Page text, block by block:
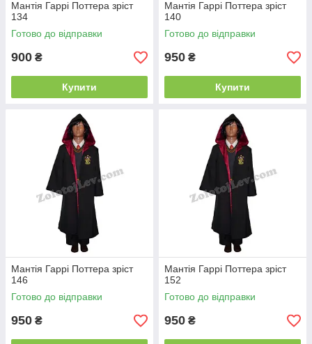
Мантія Гаррі Поттера зріст
134
Готово до відправки
900 ₴
Купити
Мантія Гаррі Поттера зріст
140
Готово до відправки
950 ₴
Купити
Мантія Гаррі Поттера зріст
146
Готово до відправки
950 ₴
Мантія Гаррі Поттера зріст
152
Готово до відправки
950 ₴